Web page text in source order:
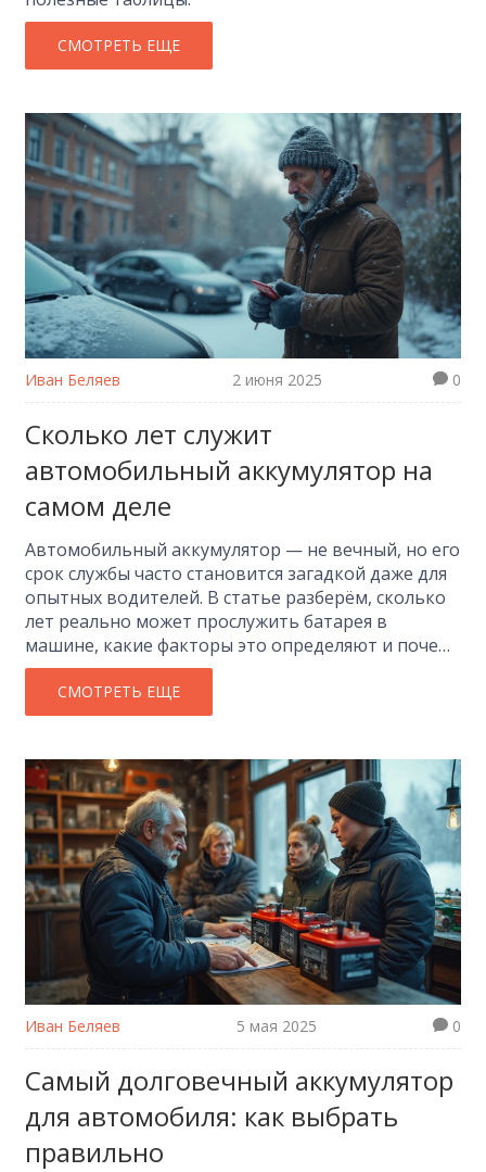
СМОТРЕТЬ ЕЩЕ
Иван Беляев 2 июня 2025 0
Сколько лет служит
автомобильный аккумулятор на
самом деле
Автомобильный аккумулятор — не вечный, но его
срок службы часто становится загадкой даже для
опытных водителей. В статье разберём, сколько
лет реально может прослужить батарея в
машине, какие факторы это определяют и почему
одна батарея 'умирает' через три года, а другая
держится до шести. На простом примере
расскажем, как не проморгать первые признаки
простыми советами по выбору аккумулятора.
СМОТРЕТЬ ЕЩЕ
Иван Беляев 5 мая 2025 0
Самый долговечный аккумулятор
для автомобиля: как выбрать
правильно